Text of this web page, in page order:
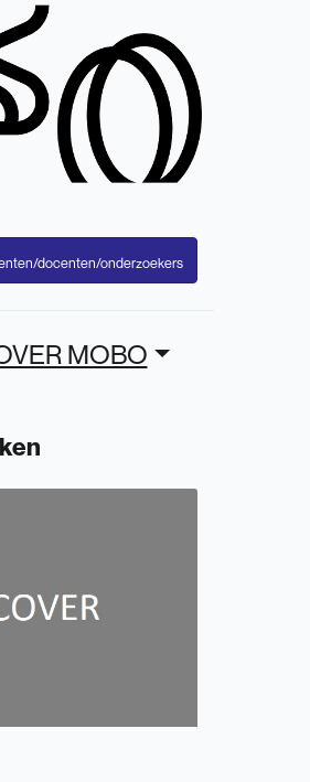
docenten/onderzoekers
MOBO